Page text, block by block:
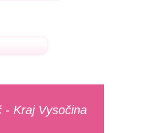
- Kraj Vysočina